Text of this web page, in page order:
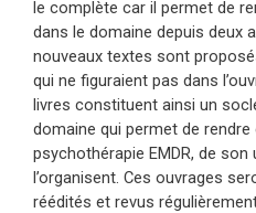
le complète car il permet de
dans le domaine depuis deux
nouveaux textes sont
qui ne figuraient pas dans
livres constituent ainsi un
domaine qui permet de rendre
psychothérapie EMDR, de
l’organisent. Ces ouvrages
réédités et revus